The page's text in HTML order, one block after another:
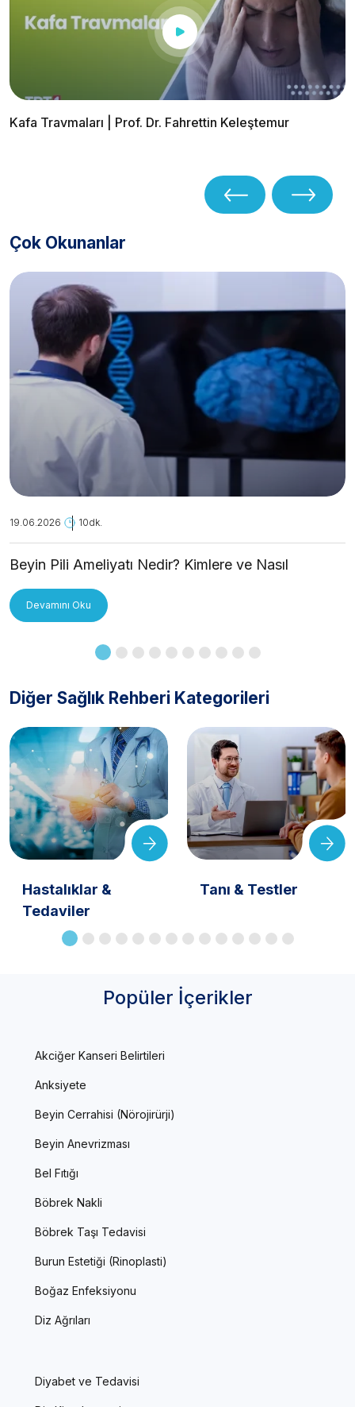
Kafa Travmaları | Prof. Dr. Fahrettin Keleştemur
Çok Okunanlar
19.06.2026 10dk.
Beyin Pili Ameliyatı Nedir? Kimlere ve Nasıl
Devamını Oku
Diğer Sağlık Rehberi Kategorileri
Hastalıklar &
Tedaviler
Tanı & Testler
Popüler İçerikler
Akciğer Kanseri Belirtileri
Anksiyete
Beyin Cerrahisi (Nörojirürji)
Beyin Anevrizması
Bel Fıtığı
Böbrek Nakli
Böbrek Taşı Tedavisi
Burun Estetiği (Rinoplasti)
Boğaz Enfeksiyonu
Diz Ağrıları
Diyabet ve Tedavisi